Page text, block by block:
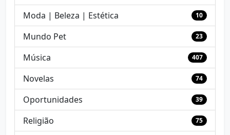
Moda | Beleza | Estética 10
Mundo Pet 23
Música 407
Novelas 74
Oportunidades 39
Religião 75